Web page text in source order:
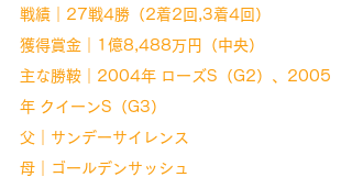
戦績｜27戦4勝（2着2回,3着4回）
獲得賞金｜1億8,488万円（中央）
主な勝鞍｜2004年 ローズS（G2）、2005
年 クイーンS（G3）
父｜サンデーサイレンス
母｜ゴールデンサッシュ